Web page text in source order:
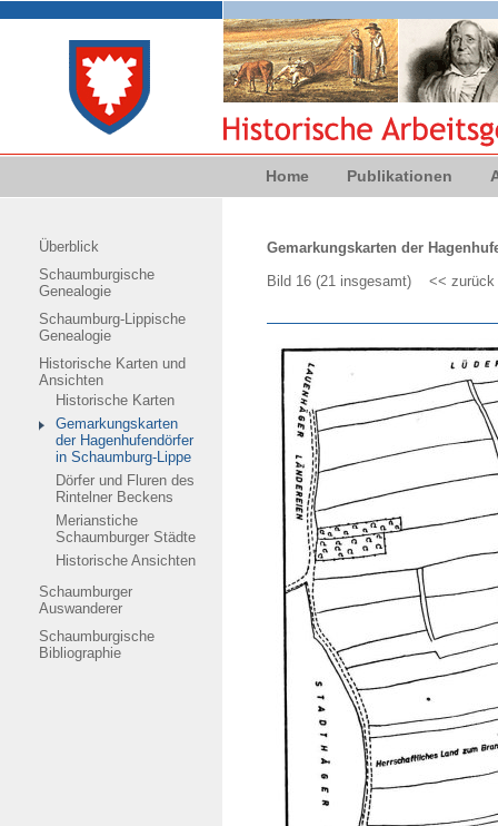
Home Publikationen
Überblick
Schaumburgische
Genealogie
Schaumburg-Lippische
Genealogie
Historische Karten und
Ansichten
Historische Karten
Gemarkungskarten
der Hagenhufendörfer
in Schaumburg-Lippe
Dörfer und Fluren des
Rintelner Beckens
Merianstiche
Schaumburger Städte
Historische Ansichten
Schaumburger
Auswanderer
Schaumburgische
Bibliographie
Gemarkungskarten der
Bild 16 (21 insgesamt) << zurück